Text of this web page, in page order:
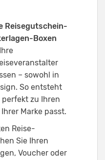
Reisegutschein-
Boxen
– sowohl in
So entsteht
zu Ihren
Marke passt.
Reise-
Sie Ihren
Voucher oder